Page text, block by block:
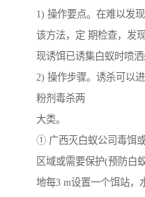
1) 操作要点。在难以发
该方法，定 期检查，发
现诱饵已诱集白蚁时喷洒
2) 操作步骤。诱杀可以
粉剂毒杀两
大类。
① 广西灭白蚁公司毒饵
区域或需要保护(预防白
地每3 m设置一个饵站，